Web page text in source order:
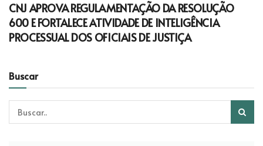
CNJ APROVA REGULAMENTAÇÃO DA RESOLUÇÃO
600 E FORTALECE ATIVIDADE DE INTELIGÊNCIA
PROCESSUAL DOS OFICIAIS DE JUSTIÇA
Buscar